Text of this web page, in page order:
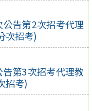
告第2次招考代理
次招考)
第3次招考代理教
招考)